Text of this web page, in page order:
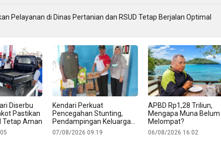
Pelayanan di Dinas Pertanian dan RSUD Tetap Berjalan Optimal
Diserbu
Pastikan
Tetap Aman
Kendari Perkuat
Pencegahan Stunting,
Pendampingan Keluarga
dan MBG Jangkau Ribuan
Penerima
07/08/2026 09:19
APBD Rp1,28 Triliun,
Mengapa Muna Belum
Melompat?
06/08/2026 16:02